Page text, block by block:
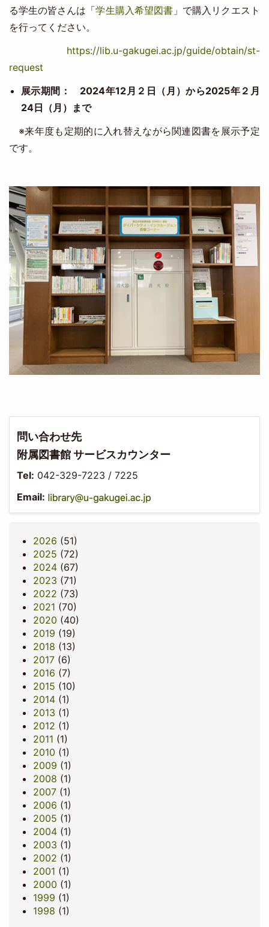
る学生の皆さんは「学生購入希望図書 」で購入リクエスト
を行ってください。
https://lib.u-gakugei.ac.jp/guide/obtain/st-
request
展示期間： 2024年12月２日（月）から2025年２月
24日（月）まで
※来年度も定期的に入れ替えながら関連図書を展示予定
です。
Image
問い合わせ先
附属図書館 サービスカウンター
Tel: 042-329-7223 / 7225
Email:
2026 (51)
2025 (72)
2024(67)
2023 (71)
2022 (73)
2021 (70)
2020 (40)
2019 (19)
2018 (13)
2017(6)
2016 (7)
2015 (10)
2014(1)
2013 (1)
2012 (1)
2011 (1)
2010 (1)
2009 (1)
2008 (1)
2007(1)
2006 (1)
2005 (1)
2004(1)
2003 (1)
2002 (1)
2001 (1)
2000 (1)
1999 (1)
1998 (1)